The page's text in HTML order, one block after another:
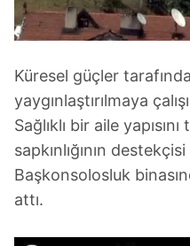
Küresel güçler
yaygınlaştırılmaya
Sağlıklı bir aile
sapkınlığının
Başkonsolosluk
attı.